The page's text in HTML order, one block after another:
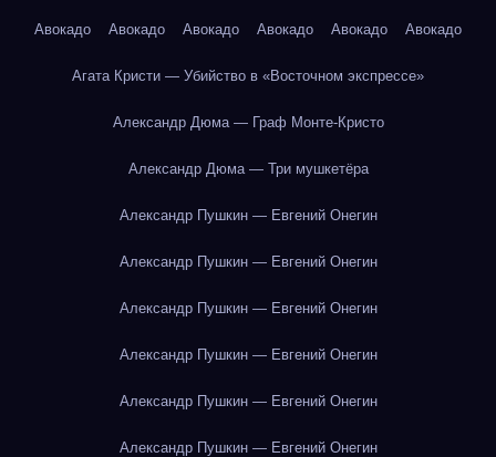
Авокадо Авокадо Авокадо Авокадо Авокадо Авокадо
Агата Кристи — Убийство в «Восточном экспрессе»
Александр Дюма — Граф Монте-Кристо
Александр Дюма — Три мушкетёра
Александр Пушкин — Евгений Онегин
Александр Пушкин — Евгений Онегин
Александр Пушкин — Евгений Онегин
Александр Пушкин — Евгений Онегин
Александр Пушкин — Евгений Онегин
Александр Пушкин — Евгений Онегин